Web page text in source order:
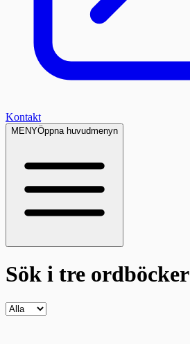
Kontakt
MENYÖppna huvudmenyn
Sök i tre ordböcker